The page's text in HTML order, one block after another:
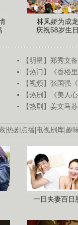
林凤娇为成龙
庆祝58岁生
【明星】郑秀文
【热门】《香格
【视频】张国强
【热剧】《美人
【热剧】姜文马
|热剧点播|电视剧库|趣
一日夫妻百日